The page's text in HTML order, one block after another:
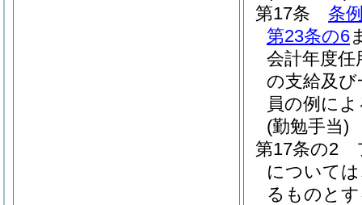
第17条
条
第23条の6
会計年度任
の支給及
員の例に
(勤勉手当)
第17条の2
について
るものと